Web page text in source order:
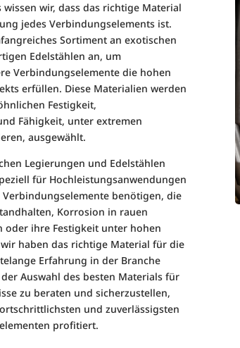
wissen wir, dass das richtige Material
jedes Verbindungselements ist.
Sortiment an exotischen
Edelstählen an, um
Verbindungselemente die hohen
erfüllen. Diese Materialien werden
Festigkeit,
Fähigkeit, unter extremen
ausgewählt.
Legierungen und Edelstählen
für Hochleistungsanwendungen
benötigen, die
Korrosion in rauen
oder ihre Festigkeit unter hohen
haben das richtige Material für die
Erfahrung in der Branche
Auswahl des besten Materials für
zu beraten und sicherzustellen,
und zuverlässigsten
profitiert.